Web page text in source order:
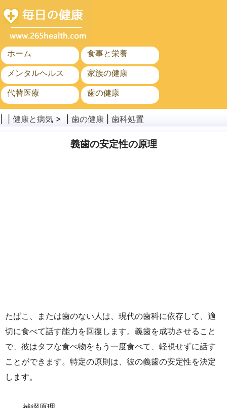
ホーム
食事と栄養
メンタルヘルス
家族の健康
代替医療
歯の健康
がん
公衆衛生と安全
健康と病気 > | 歯の健康 歯科処置
義歯の安定性の原理
たばこ、または歯のない人は、現代の歯科に依存して、適
切に食べて話す能力を回復します。義歯を成功させること
で、彼はタフな食べ物をもう一度食べて、軽視せずに話す
ことができます。特定の原則は、彼の義歯の安定性を決定
します。